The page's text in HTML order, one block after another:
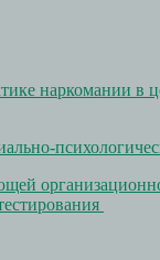
наркомании в